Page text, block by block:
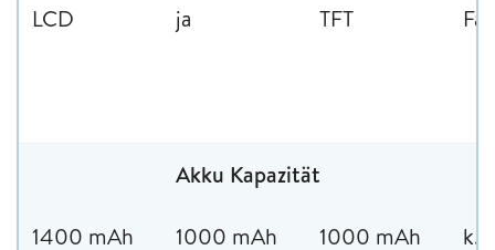
LCD ja TFT
Akku Kapazität
1400 mAh 1000 mAh 1000 mAh k.